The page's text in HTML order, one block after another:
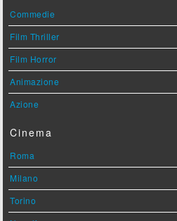
Commedie
Film Thriller
Film Horror
Animazione
Azione
Cinema
Roma
Milano
Torino